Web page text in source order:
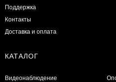
Поддержка
Контакты
Доставка и оплата
КАТАЛОГ
Видеонаблюдение